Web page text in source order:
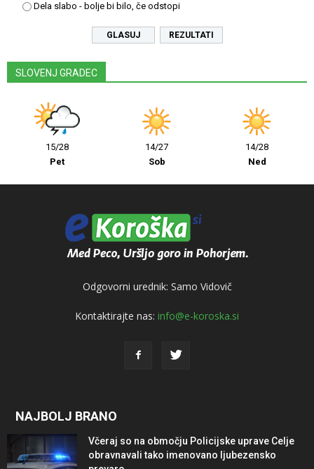
Dela slabo - bolje bi bilo, če odstopi
REZULTATI
SLOVENJ GRADEC
15/28
Pet
14/27
Sob
14/28
Ned
Odgovorni urednik: Samo Vidovič
Kontaktirajte nas: info@e-koroska.si
NAJBOLJ BRANO
Včeraj so na območju Policijske uprave Celje
obravnavali tako imenovano ljubezensko